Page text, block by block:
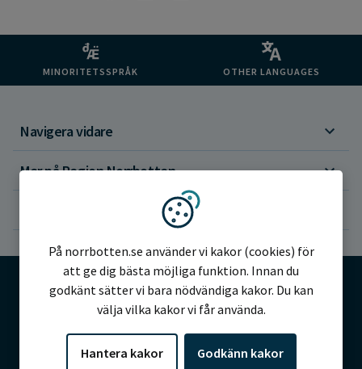
MINORITETSSPRÅK OTHER LANGUAGES
Navigera vidare
Mer på Region Norrbotten
©2026 Region Norrbotten
Vi använder kakor
På norrbotten.se använder vi kakor (cookies) för
att ge dig bästa möjliga funktion. Innan du
godkänt sätter vi bara nödvändiga kakor. Du kan
välja vilka kakor vi får använda.
Hantera kakor Godkänn kakor